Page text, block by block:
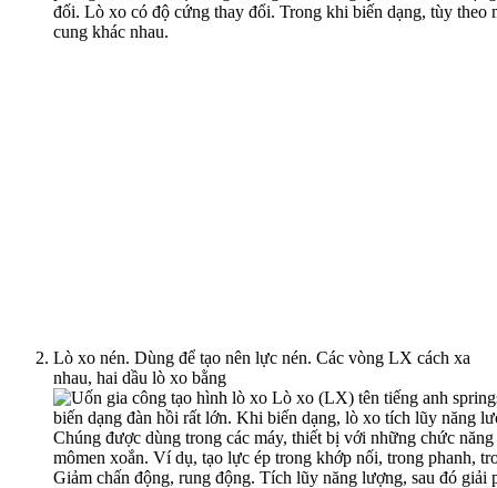
Lò xo nén. Dùng để tạo nên lực nén. Các vòng LX cách xa
nhau, hai dầu lò xo bằng